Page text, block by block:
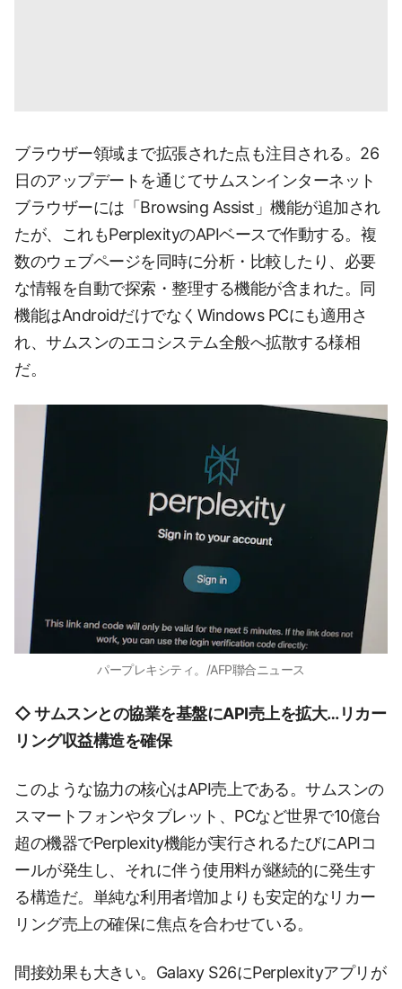
ブラウザー領域まで拡張された点も注目される。26
日のアップデートを通じてサムスンインターネット
ブラウザーには「Browsing Assist」機能が追加され
たが、これもPerplexityのAPIベースで作動する。複
数のウェブページを同時に分析・比較したり、必要
な情報を自動で探索・整理する機能が含まれた。同
機能はAndroidだけでなくWindows PCにも適用さ
れ、サムスンのエコシステム全般へ拡散する様相
だ。
パープレキシティ。/AFP聯合ニュース
◇ サムスンとの協業を基盤にAPI売上を拡大…リカー
リング収益構造を確保
このような協力の核心はAPI売上である。サムスンの
スマートフォンやタブレット、PCなど世界で10億台
超の機器でPerplexity機能が実行されるたびにAPIコ
ールが発生し、それに伴う使用料が継続的に発生す
る構造だ。単純な利用者増加よりも安定的なリカー
リング売上の確保に焦点を合わせている。
間接効果も大きい。Galaxy S26にPerplexityアプリが